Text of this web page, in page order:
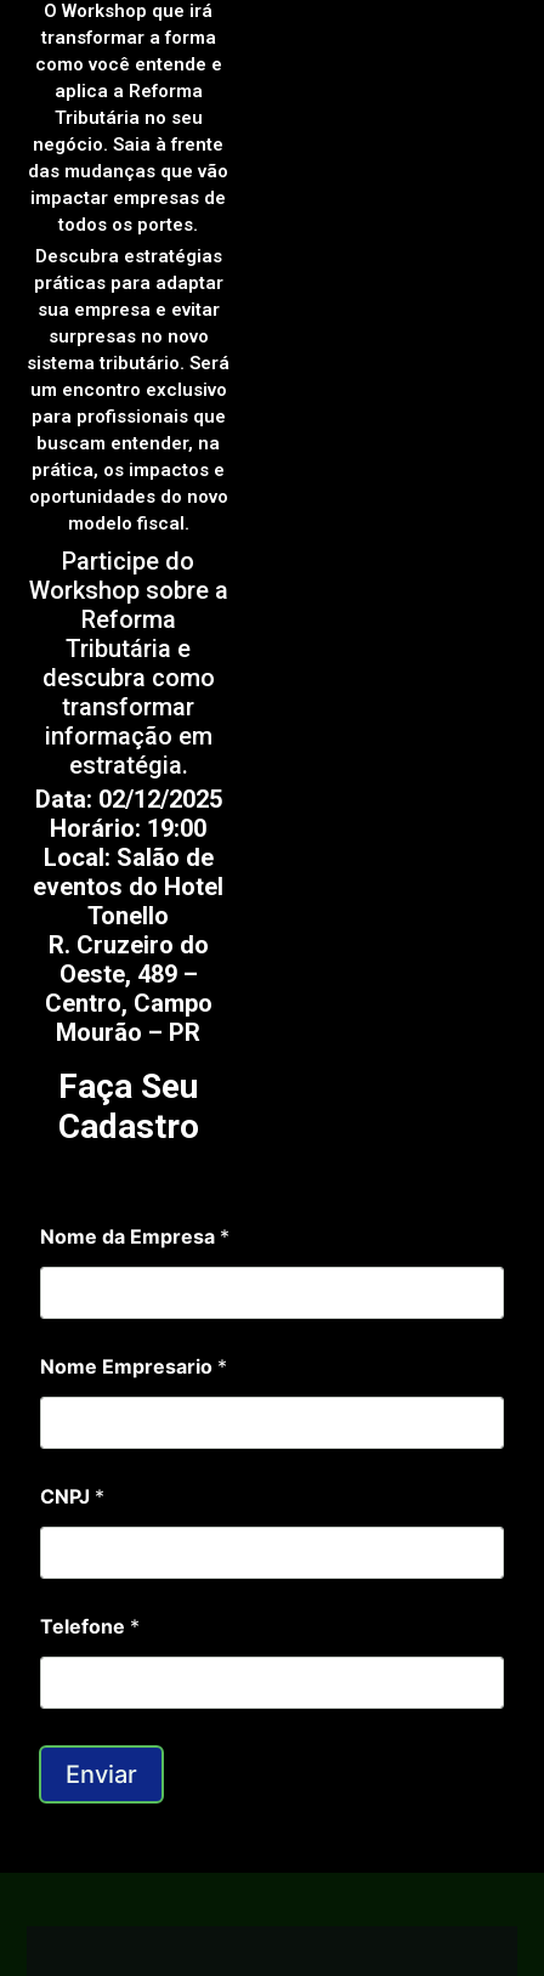
O Workshop que irá
transformar a forma
como você entende e
aplica a Reforma
Tributária no seu
negócio. Saia à frente
das mudanças que vão
impactar empresas de
todos os portes.
Descubra estratégias
práticas para adaptar
sua empresa e evitar
surpresas no novo
sistema tributário. Será
um encontro exclusivo
para profissionais que
buscam entender, na
prática, os impactos e
oportunidades do novo
modelo fiscal.
Participe do
Workshop sobre a
Reforma
Tributária e
descubra como
transformar
informação em
estratégia.
Data: 02/12/2025
Horário: 19:00
Local: Salão de
eventos do Hotel
Tonello
R. Cruzeiro do
Oeste, 489 –
Centro, Campo
Mourão – PR
Faça Seu
Cadastro
Nome da Empresa *
a
d
N
m
e
Nome Empresario *
CNPJ *
Telefone *
Enviar